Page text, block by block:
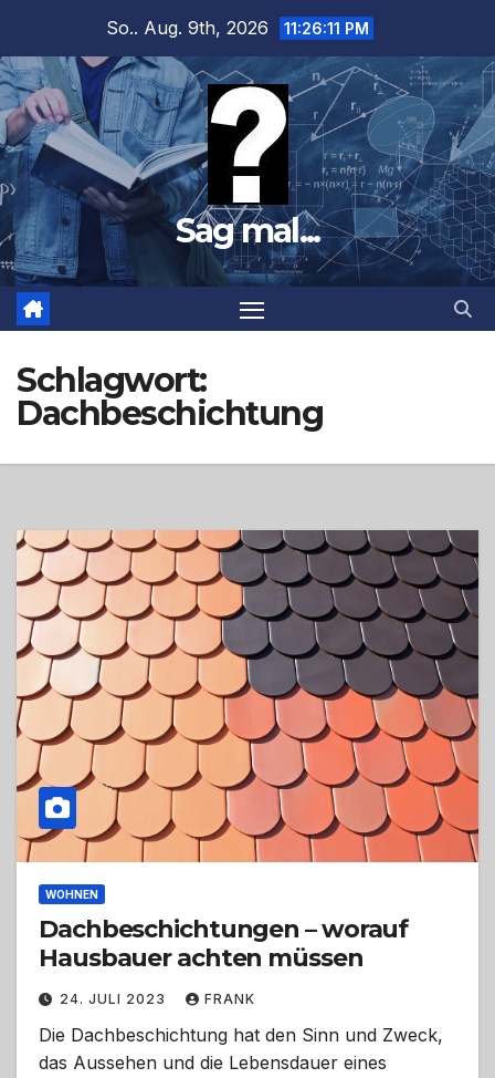
springen
So.. Aug. 9th, 2026 11:26:12 PM
Sag mal...
Schlagwort:
Dachbeschichtung
WOHNEN
Dachbeschichtungen – worauf
Hausbauer achten müssen
24. JULI 2023 FRANK
Die Dachbeschichtung hat den Sinn und Zweck,
das Aussehen und die Lebensdauer eines